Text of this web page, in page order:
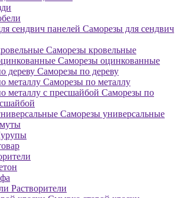
Саморезы для сендвич
Саморезы кровельные
Саморезы оцинкованные
Саморезы по дереву
Саморезы по металлу
Саморезы по
Саморезы универсальные
Растворители